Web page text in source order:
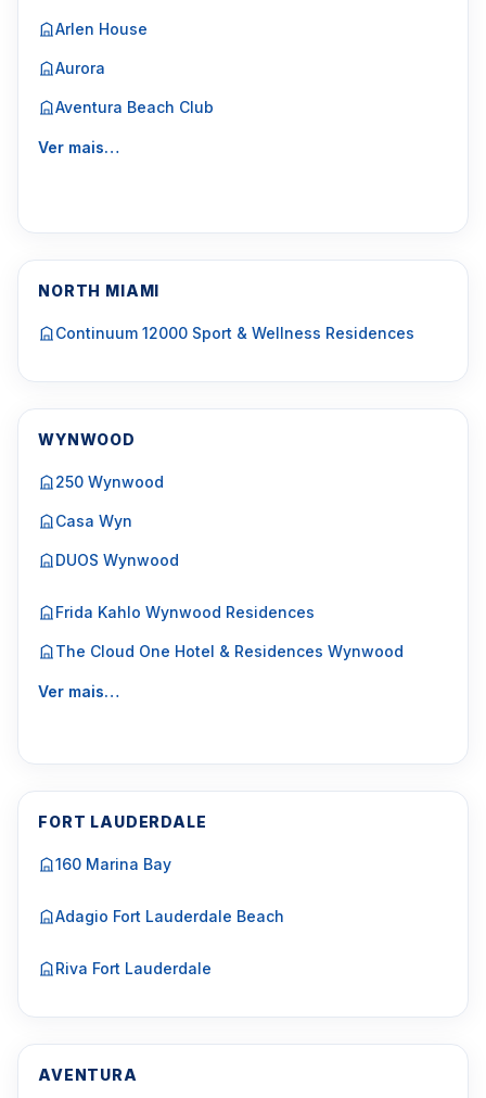
Arlen House
Aurora
Aventura Beach Club
Ver mais…
NORTH MIAMI
Continuum 12000 Sport & Wellness Residences
WYNWOOD
250 Wynwood
Casa Wyn
DUOS Wynwood
Frida Kahlo Wynwood Residences
The Cloud One Hotel & Residences Wynwood
Ver mais…
FORT LAUDERDALE
160 Marina Bay
Adagio Fort Lauderdale Beach
Riva Fort Lauderdale
AVENTURA